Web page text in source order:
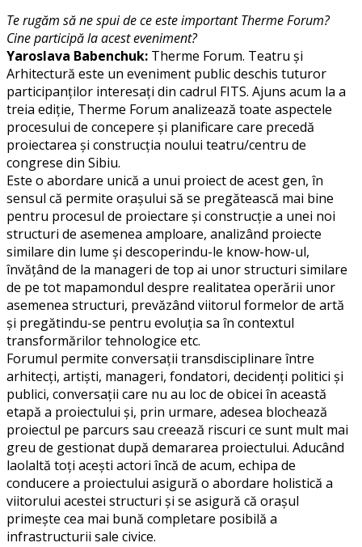
Te rugăm să ne spui de ce este important Therme Forum?
Cine participă la acest eveniment?
Yaroslava Babenchuk: Therme Forum. Teatru și
Arhitectură este un eveniment public deschis tuturor
participanților interesați din cadrul FITS. Ajuns acum la a
treia ediție, Therme Forum analizează toate aspectele
procesului de concepere și planificare care precedă
proiectarea și construcția noului teatru/centru de
congrese din Sibiu.
Este o abordare unică a unui proiect de acest gen, în
sensul că permite orașului să se pregătească mai bine
pentru procesul de proiectare și construcție a unei noi
structuri de asemenea amploare, analizând proiecte
similare din lume și descoperindu-le know-how-ul,
învățând de la manageri de top ai unor structuri similare
de pe tot mapamondul despre realitatea operării unor
asemenea structuri, prevăzând viitorul formelor de artă
și pregătindu-se pentru evoluția sa în contextul
transformărilor tehnologice etc.
Forumul permite conversații transdisciplinare între
arhitecți, artiști, manageri, fondatori, decidenți politici și
publici, conversații care nu au loc de obicei în această
etapă a proiectului și, prin urmare, adesea blochează
proiectul pe parcurs sau creează riscuri ce sunt mult mai
greu de gestionat după demararea proiectului. Aducând
laolaltă toți acești actori încă de acum, echipa de
conducere a proiectului asigură o abordare holistică a
viitorului acestei structuri și se asigură că orașul
primește cea mai bună completare posibilă a
infrastructurii sale civice.